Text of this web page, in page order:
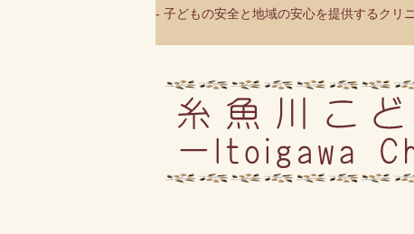
- 子どもの安全と地域の安心を提供するクリ